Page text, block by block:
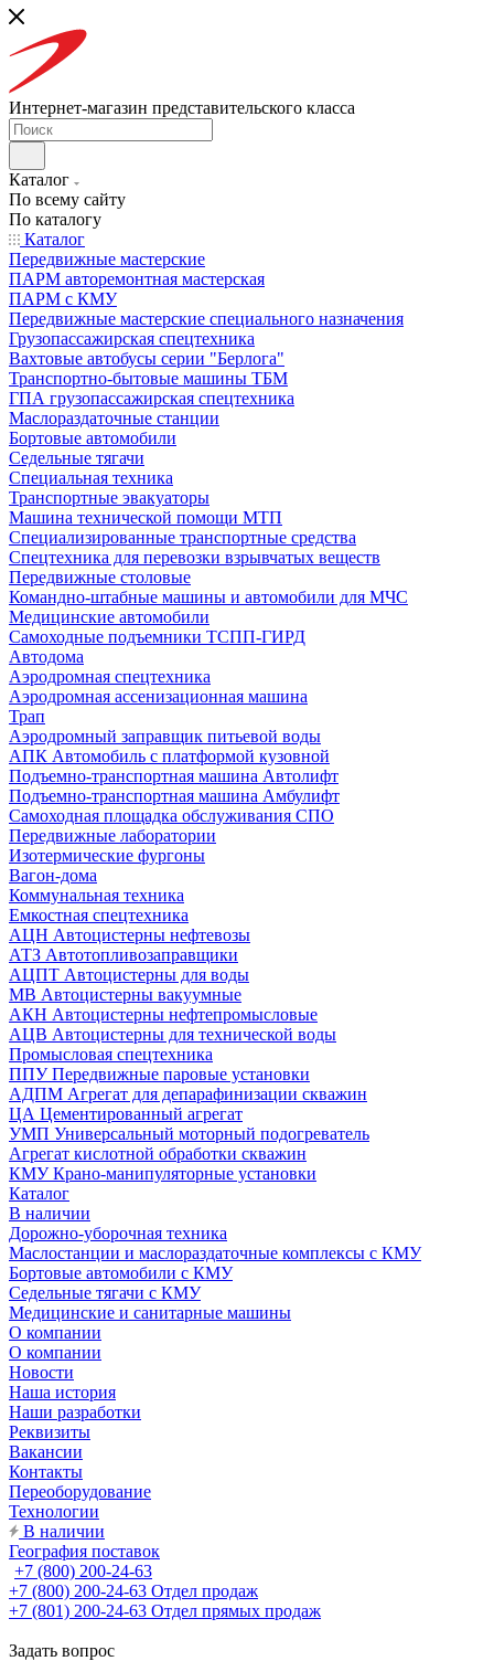
Интернет-магазин представительского класса
Каталог
По всему сайту
По каталогу
Каталог
Передвижные мастерские
ПАРМ авторемонтная мастерская
ПАРМ с КМУ
Передвижные мастерские специального назначения
Грузопассажирская спецтехника
Вахтовые автобусы серии "Берлога"
Транспортно-бытовые машины ТБМ
ГПА грузопассажирская спецтехника
Маслораздаточные станции
Бортовые автомобили
Седельные тягачи
Специальная техника
Транспортные эвакуаторы
Машина технической помощи МТП
Специализированные транспортные средства
Спецтехника для перевозки взрывчатых веществ
Передвижные столовые
Командно-штабные машины и автомобили для МЧС
Медицинские автомобили
Самоходные подъемники ТСПП-ГИРД
Автодома
Аэродромная спецтехника
Аэродромная ассенизационная машина
Трап
Аэродромный заправщик питьевой воды
АПК Автомобиль с платформой кузовной
Подъемно-транспортная машина Автолифт
Подъемно-транспортная машина Амбулифт
Самоходная площадка обслуживания СПО
Передвижные лаборатории
Изотермические фургоны
Вагон-дома
Коммунальная техника
Емкостная спецтехника
АЦН Автоцистерны нефтевозы
АТЗ Автотопливозаправщики
АЦПТ Автоцистерны для воды
МВ Автоцистерны вакуумные
АКН Автоцистерны нефтепромысловые
АЦВ Автоцистерны для технической воды
Промысловая спецтехника
ППУ Передвижные паровые установки
АДПМ Агрегат для депарафинизации скважин
ЦА Цементированный агрегат
УМП Универсальный моторный подогреватель
Агрегат кислотной обработки скважин
КМУ Крано-манипуляторные установки
Каталог
В наличии
Дорожно-уборочная техника
Маслостанции и маслораздаточные комплексы с КМУ
Бортовые автомобили с КМУ
Седельные тягачи с КМУ
Медицинские и санитарные машины
О компании
О компании
Новости
Наша история
Наши разработки
Реквизиты
Вакансии
Контакты
Переоборудование
Технологии
В наличии
География поставок
+7 (800) 200-24-63
+7 (800) 200-24-63 Отдел продаж
+7 (801) 200-24-63 Отдел прямых продаж
Задать вопрос